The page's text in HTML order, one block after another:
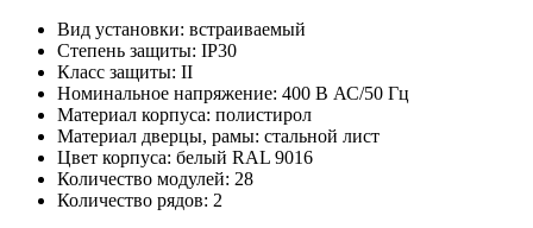
Вид установки: встраиваемый
Степень защиты: IP30
Класс защиты: II
Номинальное напряжение: 400 В АС/50 Гц
Материал корпуса: полистирол
Материал дверцы, рамы: стальной лист
Цвет корпуса: белый RAL 9016
Количество модулей: 28
Количество рядов: 2